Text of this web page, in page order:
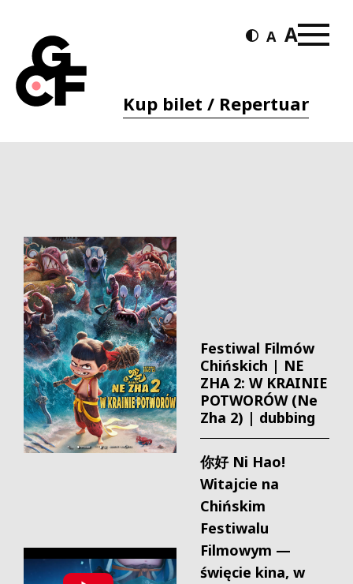
Kup bilet / Repertuar
Festiwal Filmów
Chińskich | NE
ZHA 2: W KRAINIE
POTWORÓW (Ne
Zha 2) | dubbing
你好 Ni Hao!
Witajcie na
Chińskim
Festiwalu
Filmowym —
święcie kina, w